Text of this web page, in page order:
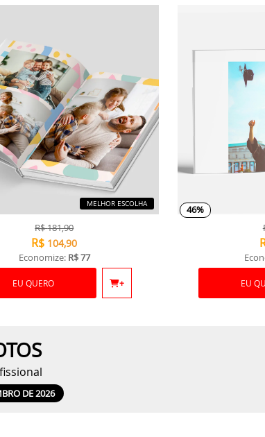
MELHOR ESCOLHA
R$181,90
R$ 104,90
Economize: R$ 77
EU QUERO +
46%
EU
DE 2026